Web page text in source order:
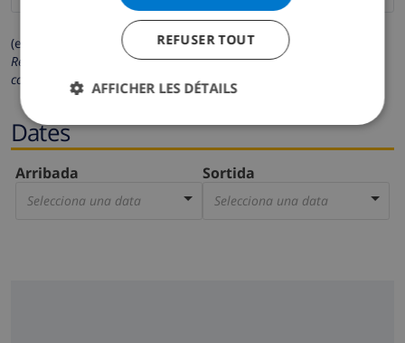
(els camps marcats amb * són obligatoris)
Respectem la teva privacitat. Les teves dades personals no es
compartiran amb tercers.
Dates
Arribada
Selecciona una data
Sortida
Selecciona una data
REFUSER TOUT
AFFICHER LES DÉTAILS